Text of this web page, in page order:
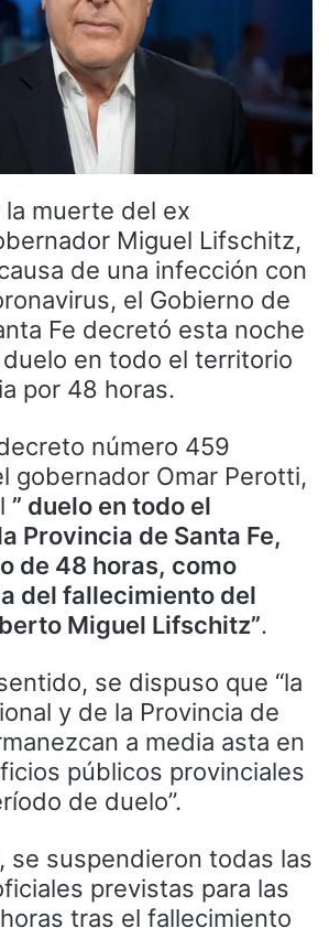
la muerte del ex
Miguel Lifschitz,
de una infección con
el Gobierno de
Fe decretó esta noche
duelo en todo el territorio
por 48 horas.
número 459
gobernador Omar Perotti,
” duelo en todo el
Provincia de Santa Fe,
de 48 horas, como
del fallecimiento del
Miguel Lifschitz”.
se dispuso que “la
y de la Provincia de
a media asta en
públicos provinciales
de duelo”.
se suspendieron todas las
previstas para las
tras el fallecimiento